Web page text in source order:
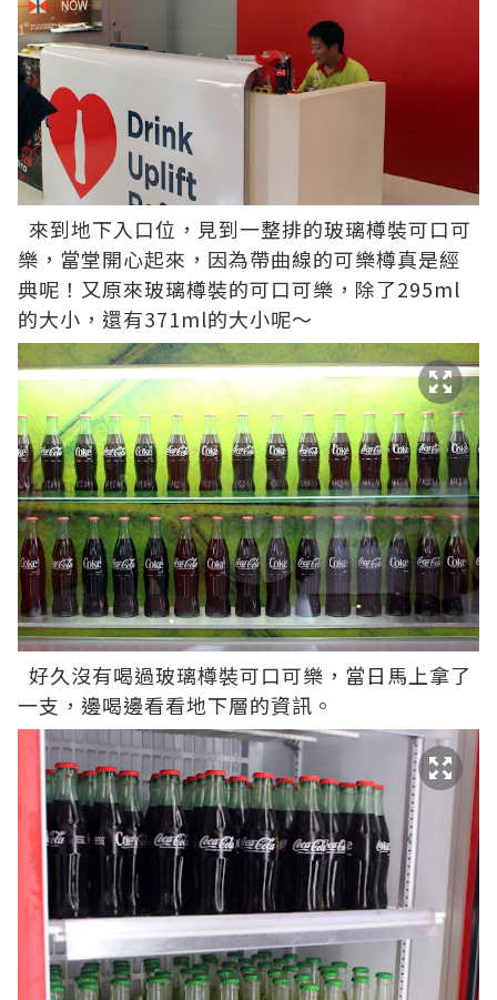
來到地下入口位，見到一整排的玻璃樽裝可口可
樂，當堂開心起來，因為帶曲線的可樂樽真是經
典呢！又原來玻璃樽裝的可口可樂，除了295ml
的大小，還有371ml的大小呢～
好久沒有喝過玻璃樽裝可口可樂，當日馬上拿了
一支，邊喝邊看看地下層的資訊。